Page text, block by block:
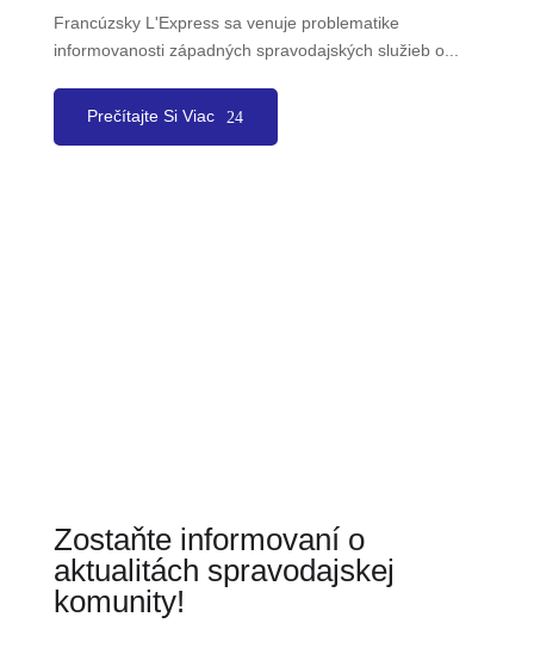
Francúzsky L'Express sa venuje problematike
informovanosti západných spravodajských služieb o...
Prečítajte Si Viac
Zostaňte informovaní o
aktualitách spravodajskej
komunity!